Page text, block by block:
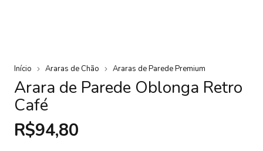
Início Araras de Chão Araras de Parede Premium
Arara de Parede Oblonga Retro
Café
R$94,80